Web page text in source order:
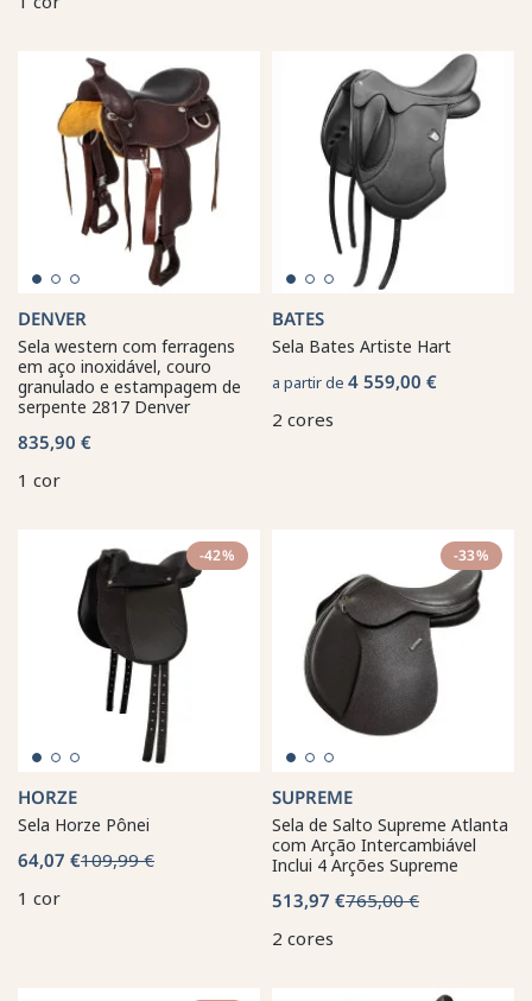
DENVER
Sela western com ferragens
em aço inoxidável, couro
granulado e estampagem de
serpente 2817 Denver
835,90 €
1 cor
BATES
Sela Bates Artiste Hart
a partir de 4 559,00 €
2 cores
-42%
HORZE
Sela Horze Pônei
64,07 €109,99 €
1 cor
-33%
SUPREME
Sela de Salto Supreme Atlanta
com Arção Intercambiável
Inclui 4 Arções Supreme
513,97 €765,00 €
2 cores